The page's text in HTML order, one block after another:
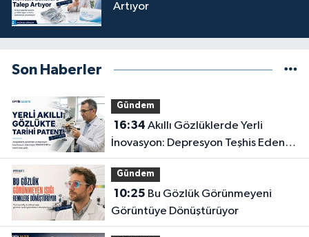
Artıyor
Son Haberler
Gündem
16:34
İnovasyon: Depresyon Teşhis Eden
Gözlüğe Türkpatent Onayı
Gündem
10:25
Görüntüye Dönüştürüyor